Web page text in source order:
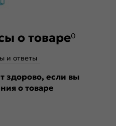
о товаре0
и ответы
здорово, если вы
о товаре